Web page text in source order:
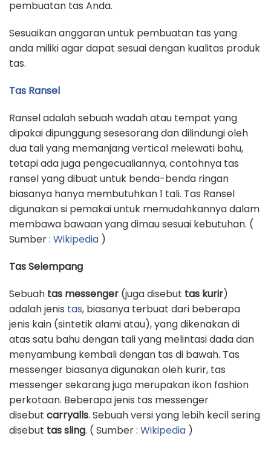
pembuatan tas Anda.
Sesuaikan anggaran untuk pembuatan tas yang
anda miliki agar dapat sesuai dengan kualitas produk
tas.
Tas Ransel
Ransel adalah sebuah wadah atau tempat yang
dipakai dipunggung sesesorang dan dilindungi oleh
dua tali yang memanjang vertical melewati bahu,
tetapi ada juga pengecualiannya, contohnya tas
ransel yang dibuat untuk benda-benda ringan
biasanya hanya membutuhkan 1 tali. Tas Ransel
digunakan si pemakai untuk memudahkannya dalam
membawa bawaan yang dimau sesuai kebutuhan. (
Sumber : Wikipedia )
Tas Selempang
Sebuah tas messenger (juga disebut tas kurir)
adalah jenis tas, biasanya terbuat dari beberapa
jenis kain (sintetik alami atau), yang dikenakan di
atas satu bahu dengan tali yang melintasi dada dan
menyambung kembali dengan tas di bawah. Tas
messenger biasanya digunakan oleh kurir, tas
messenger sekarang juga merupakan ikon fashion
perkotaan. Beberapa jenis tas messenger
disebut carryalls. Sebuah versi yang lebih kecil sering
disebut tas sling. ( Sumber : Wikipedia )